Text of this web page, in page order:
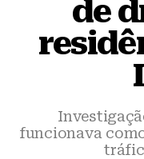
de
funcionava